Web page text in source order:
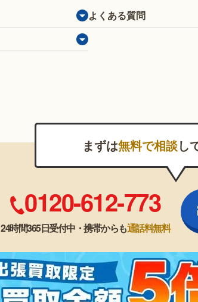
よくある質問
まずは無料で相談し
0120-612-773
24時間365日受付中・携帯からも通話料無料